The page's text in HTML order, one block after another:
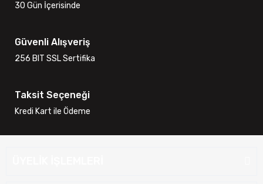
30 Gün İçerisinde
Güvenli Alışveriş
256 BIT SSL Sertifika
Taksit Seçeneği
Kredi Kart ile Ödeme